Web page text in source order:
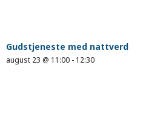
Gudstjeneste med nattverd
august 23 @ 11:00 - 12:30